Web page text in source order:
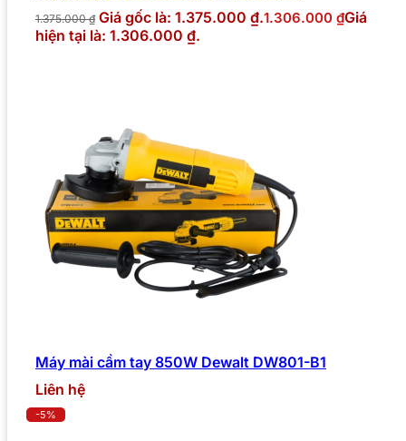
1.375.000₫ Giá gốc là: 1.375.000 ₫.1.306.000 ₫Giá
hiện tại là: 1.306.000 ₫.
Máy mài cầm tay 850W Dewalt DW801-B1
Liên hệ
-5%